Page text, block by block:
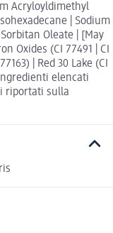
Acryloyldimethyl
| Sodium
Oleate | [May
Oxides (CI 77491 | CI
| Red 30 Lake (CI
elencati
riportati sulla